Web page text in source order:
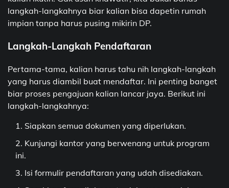
langkah-langkahnya biar kalian bisa dapetin rumah
impian tanpa harus pusing mikirin DP.
Langkah-Langkah Pendaftaran
Pertama-tama, kalian harus tahu nih langkah-langkah
yang harus diambil buat mendaftar. Ini penting banget
biar proses pengajuan kalian lancar jaya. Berikut ini
langkah-langkahnya:
Siapkan semua dokumen yang diperlukan.
Kunjungi kantor yang berwenang untuk program
ini.
Isi formulir pendaftaran yang udah disediakan.